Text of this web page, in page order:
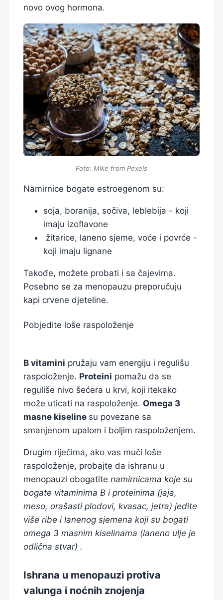
novo ovog hormona.
Foto: Mike from Pexels
Namirnice bogate estroegenom su:
soja, boranija, sočiva, leblebija - koji
imaju izoflavone
žitarice, laneno sjeme, voće i povrće -
koji imaju lignane
Takođe, možete probati i sa čajevima.
Posebno se za menopauzu preporučuju
kapi crvene djeteline.
Pobjedite loše raspoloženje
B vitamini pružaju vam energiju i regulišu
raspoloženje. Proteini pomažu da se
reguliše nivo šećera u krvi, koji itekako
može uticati na raspoloženje. Omega 3
masne kiseline su povezane sa
smanjenom upalom i boljim raspoloženjem.
Drugim riječima, ako vas muči loše
raspoloženje, probajte da ishranu u
menopauzi obogatite namirnicama koje su
bogate vitaminima B i proteinima (jaja,
meso, orašasti plodovi, kvasac, jetra) jedite
više ribe i lanenog sjemena koji su bogati
omega 3 masnim kiselinama (laneno ulje je
odlična stvar) .
Ishrana u menopauzi protiva
valunga i noćnih znojenja